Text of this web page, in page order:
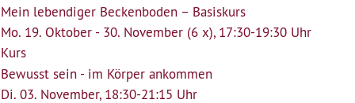
Mein lebendiger Beckenboden – Basiskurs
Mo. 19. Oktober - 30. November (6 x), 17:30-19:30 Uhr
Kurs
Bewusst sein - im Körper ankommen
Di. 03. November, 18:30-21:15 Uhr